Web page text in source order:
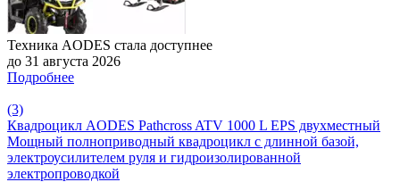
Техника AODES стала доступнее
до 31 августа 2026
Подробнее
(3)
Квадроцикл AODES Pathcross ATV 1000 L EPS двухместный
Мощный полноприводный квадроцикл с длинной базой,
электроусилителем руля и гидроизолированной
электропроводкой